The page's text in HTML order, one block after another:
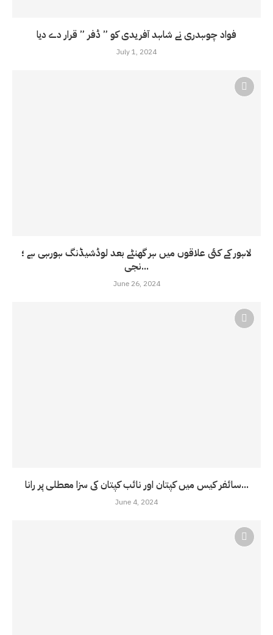
فواد چوہدری نے شاہد آفریدی کو ” ڈفر ” قرار دے دیا
July 1, 2024
لاہور کے کئی علاقوں میں ہر گھنٹے بعد لوڈشیڈنگ ہورہی ہے ؛
نجی...
June 26, 2024
سائفر کیس میں کپتان اور نائب کپتان کی سزا معطلی پر رانا...
June 4, 2024